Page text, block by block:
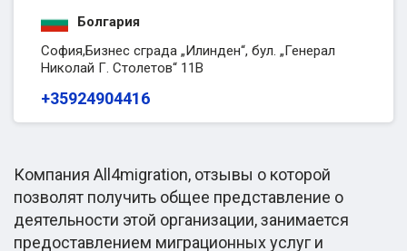
Болгария
София,Бизнес сграда „Илинден“, бул. „Генерал
Николай Г. Столетов“ 11B
+35924904416
Компания All4migration, отзывы о которой
позволят получить общее представление о
деятельности этой организации, занимается
предоставлением миграционных услуг и